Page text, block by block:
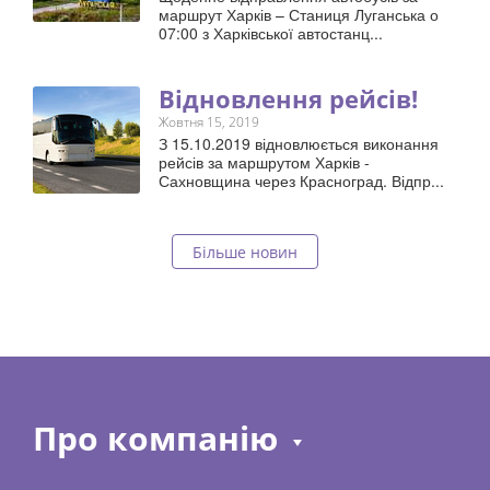
маршрут Харків – Станиця Луганська о
07:00 з Харківської автостанц...
Відновлення рейсів!
Жовтня 15, 2019
З 15.10.2019 відновлюється виконання
рейсів за маршрутом Харків -
Сахновщина через Красноград. Відпр...
Більше новин
Про компанію